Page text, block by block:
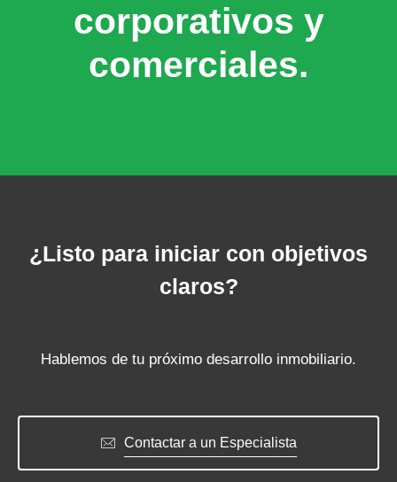
corporativos y
comerciales.
¿Listo para iniciar con objetivos
claros?
Hablemos de tu próximo desarrollo inmobiliario.
Contactar a un Especialista